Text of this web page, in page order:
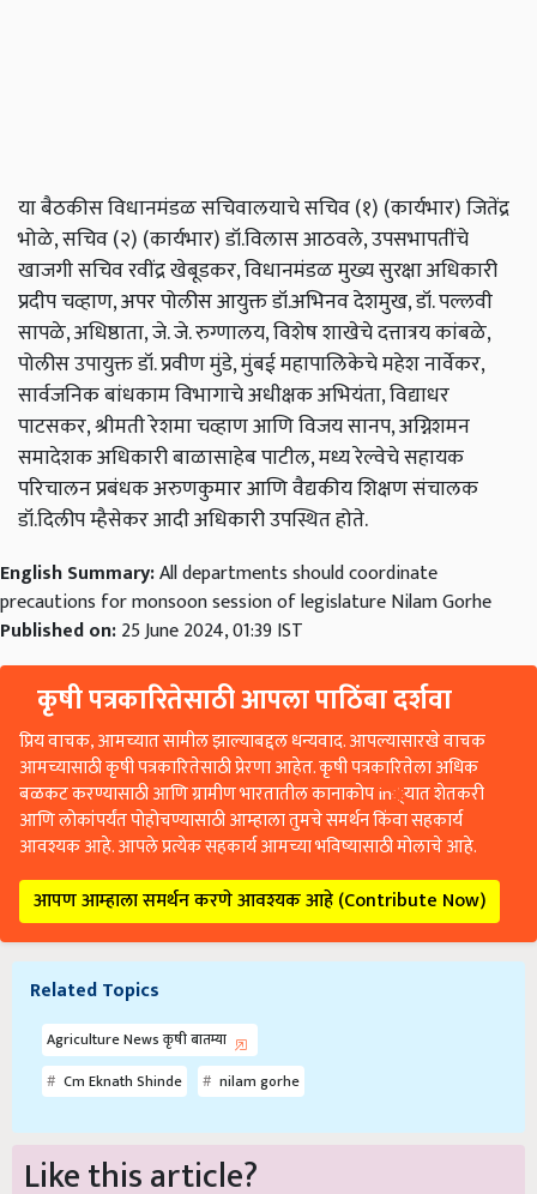
या बैठकीस विधानमंडळ सचिवालयाचे सचिव (१) (कार्यभार) जितेंद्र
भोळे, सचिव (२) (कार्यभार) डॉ.विलास आठवले, उपसभापतींचे
खाजगी सचिव रवींद्र खेबूडकर, विधानमंडळ मुख्य सुरक्षा अधिकारी
प्रदीप चव्हाण, अपर पोलीस आयुक्त डॉ.अभिनव देशमुख, डॉ. पल्लवी
सापळे, अधिष्ठाता, जे. जे. रुग्णालय, विशेष शाखेचे दत्तात्रय कांबळे,
पोलीस उपायुक्त डॉ. प्रवीण मुंडे, मुंबई महापालिकेचे महेश नार्वेकर,
सार्वजनिक बांधकाम विभागाचे अधीक्षक अभियंता, विद्याधर
पाटसकर, श्रीमती रेशमा चव्हाण आणि विजय सानप, अग्न‍िशमन
समादेशक अधिकारी बाळासाहेब पाटील, मध्य रेल्वेचे सहायक
परिचालन प्रबंधक अरुणकुमार आणि वैद्यकीय शिक्षण संचालक
डॉ.दिलीप म्हैसेकर आदी अधिकारी उपस्थित होते.
English Summary:All departments should coordinate
precautions for monsoon session of legislature Nilam Gorhe
Published on:25 June 2024, 01:39 IST
कृषी पत्रकारितेसाठी आपला पाठिंबा दर्शवा
प्रिय वाचक, आमच्यात सामील झाल्याबद्दल धन्यवाद. आपल्यासारखे वाचक
आमच्यासाठी कृषी पत्रकारितेसाठी प्रेरणा आहेत. कृषी पत्रकारितेला अधिक
बळकट करण्यासाठी आणि ग्रामीण भारतातील कानाकोप in्यात शेतकरी
आणि लोकांपर्यंत पोहोचण्यासाठी आम्हाला तुमचे समर्थन किंवा सहकार्य
आवश्यक आहे. आपले प्रत्येक सहकार्य आमच्या भविष्यासाठी मोलाचे आहे.
आपण आम्हाला समर्थन करणे आवश्यक आहे (Contribute Now)
Related Topics
Agriculture News कृषी बातम्या
Cm Eknath Shinde
nilam gorhe
Like this article?